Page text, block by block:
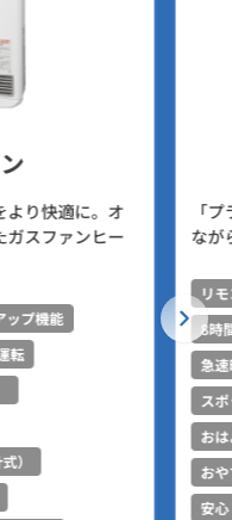
より快適に。オ
ガスファンヒー
ップ機能
転
）
「
なが
リ
8時
急
ス
お
お
安